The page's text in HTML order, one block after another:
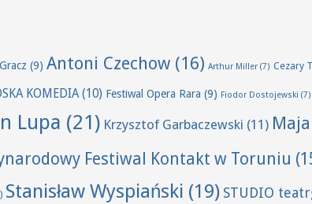
(9) Antoni Czechow (16) Arthur Miller (7) Cezary
KOMEDIA(10) Festiwal Opera Rara (9) Fiodor Dostojewski (7)
Lupa (21) Krzysztof Garbaczewski (11)
Festiwal Kontakt w Toruniu
Stanisław Wyspiański (19) STUDIO